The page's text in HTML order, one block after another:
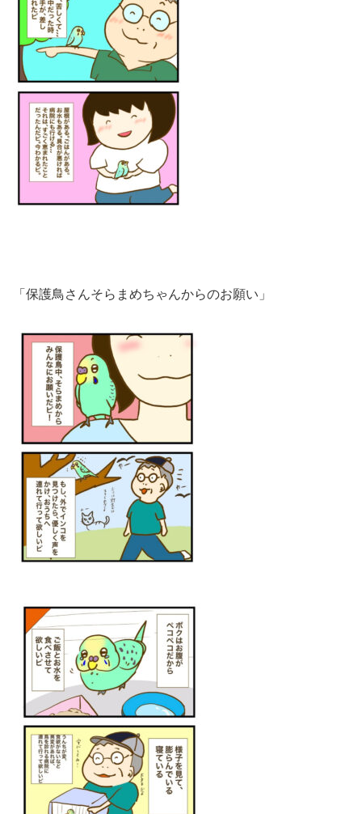
「保護鳥さんそらまめちゃんからのお願い」